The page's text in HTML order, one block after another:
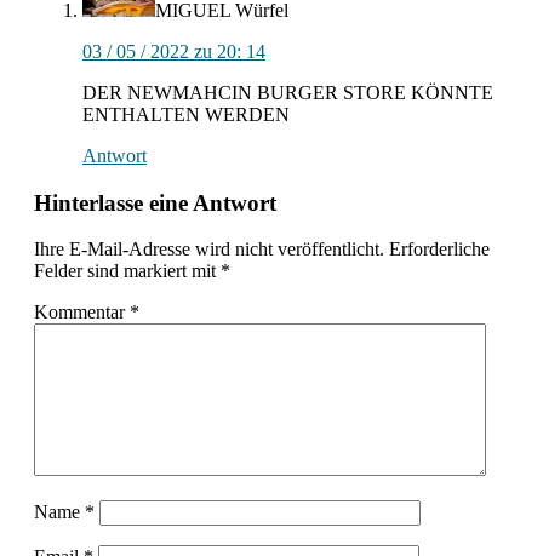
MIGUEL Würfel
03 / 05 / 2022 zu 20: 14
DER NEWMAHCIN BURGER STORE KÖNNTE
ENTHALTEN WERDEN
Antwort
Hinterlasse eine Antwort
Ihre E-Mail-Adresse wird nicht veröffentlicht. Erforderliche
Felder sind markiert mit *
Kommentar *
Name *